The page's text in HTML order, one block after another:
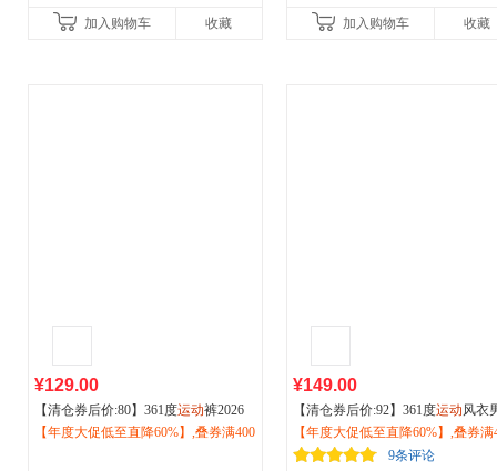
加入购物车 收藏 加入购物车 收藏
¥129.00
【清仓券后价:80】361度运动裤2026
春季运动长裤透气户外防晒遮阳裤男6
【年度大促低至直降60%】,叠券满400
¥149.00
【清仓券后价:92】361度运动风衣
026秋冬季运动立领夹克男子户外
徒步防风外套 652534603V
【年度大促低至直降60%】,叠券满
减150/600减230,立即抢购！
9条评论